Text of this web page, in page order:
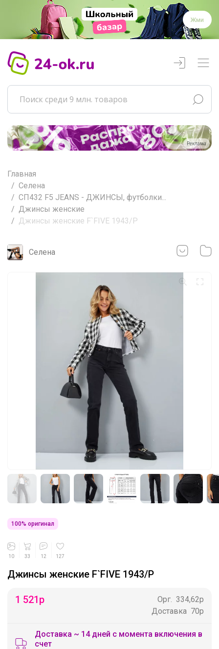
Жми
Реклама
Главная
Селена
СП432 F5 JEANS - ДЖИНСЫ, футболки...
Джинсы женские
Джинсы женские F`FIVE 1943/P
Селена
100% оригинал
10 33 12 127
Джинсы женские F`FIVE 1943/P
1 521р Орг. 334,62р
Доставка 70р
Доставка ~ 14 дней с момента включения в
счет